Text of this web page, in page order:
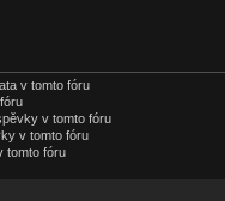
v tomto fóru
v tomto fóru
v tomto fóru
tomto fóru